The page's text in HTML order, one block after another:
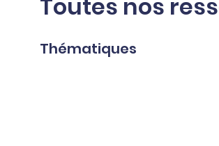
Toutes nos
Thématiques